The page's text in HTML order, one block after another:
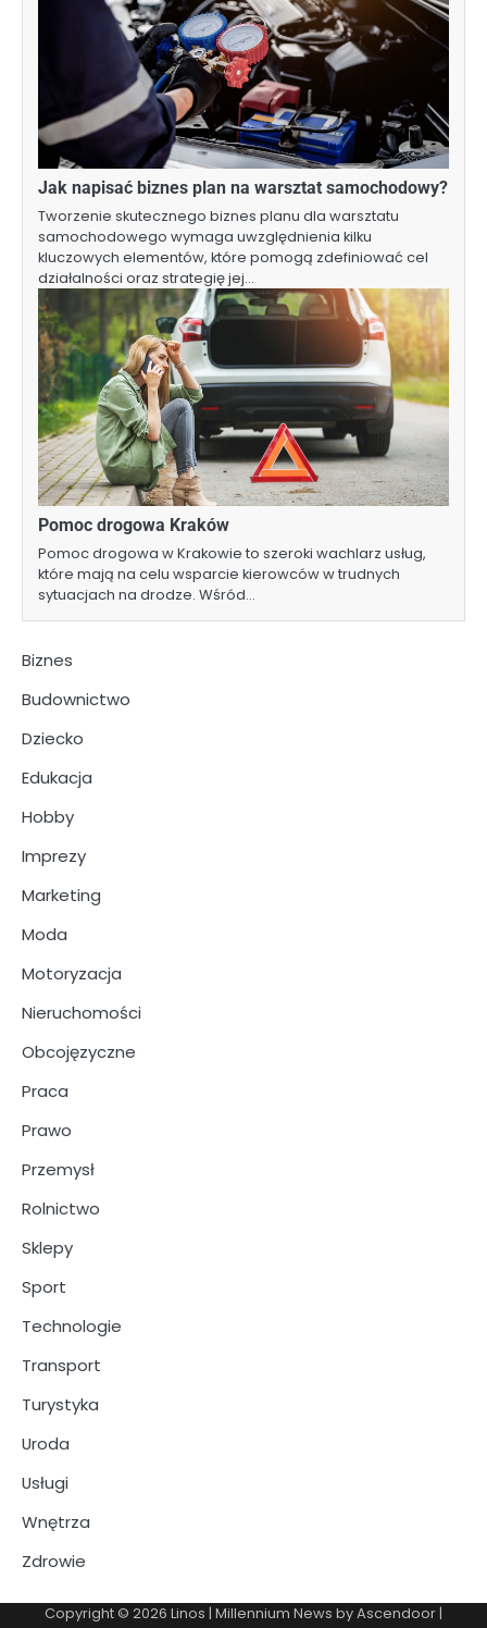
Jak napisać biznes plan na warsztat samochodowy?
Tworzenie skutecznego biznes planu dla warsztatu
samochodowego wymaga uwzględnienia kilku
kluczowych elementów, które pomogą zdefiniować cel
działalności oraz strategię jej…
Pomoc drogowa Kraków
Pomoc drogowa w Krakowie to szeroki wachlarz usług,
które mają na celu wsparcie kierowców w trudnych
sytuacjach na drodze. Wśród…
Biznes
Budownictwo
Dziecko
Edukacja
Hobby
Imprezy
Marketing
Moda
Motoryzacja
Nieruchomości
Obcojęzyczne
Praca
Prawo
Przemysł
Rolnictwo
Sklepy
Sport
Technologie
Transport
Turystyka
Uroda
Usługi
Wnętrza
Zdrowie
Copyright © 2026 Linos | Millennium News byAscendoor|